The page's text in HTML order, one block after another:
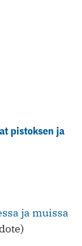
pistoksen ja
ja muissa